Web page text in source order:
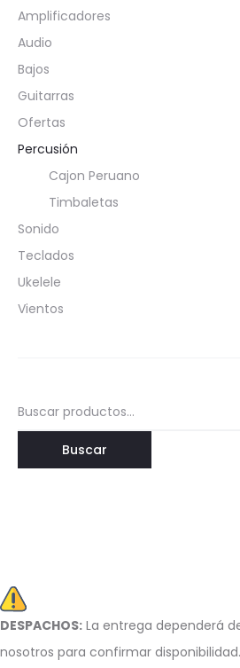
Amplificadores
Audio
Bajos
Guitarras
Ofertas
Percusión
Cajon Peruano
Timbaletas
Sonido
Teclados
Ukelele
Vientos
Buscar
por:
Buscar
DESPACHOS: La entrega dependerá
nosotros para confirmar